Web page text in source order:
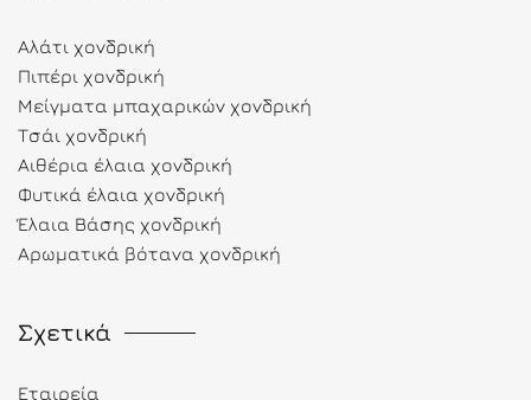
Αλάτι χονδρική
Πιπέρι χονδρική
Μείγματα μπαχαρικών χονδρική
Τσάι χονδρική
Αιθέρια έλαια χονδρική
Φυτικά έλαια χονδρική
Έλαια Βάσης χονδρική
Αρωματικά βότανα χονδρική
Σχετικά
Εταιρεία